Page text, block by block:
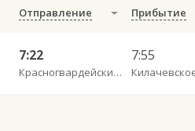
Отправление Прибытие
7:22
Красногвардейский п. АГО
7:55